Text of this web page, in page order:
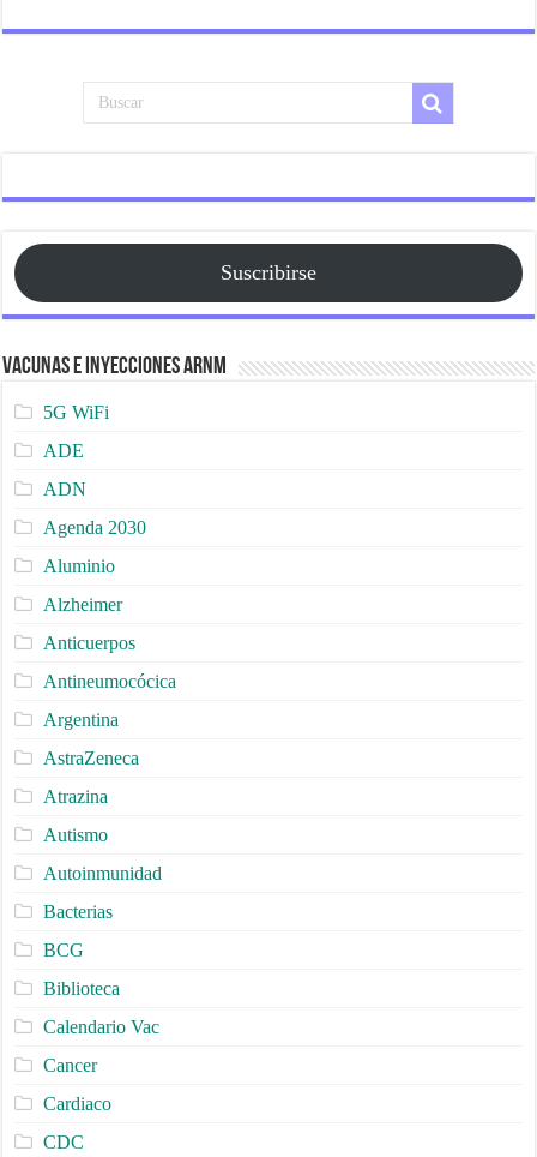
Suscribirse
Vacunas e Inyecciones ARNm
5G WiFi
ADE
ADN
Agenda 2030
Aluminio
Alzheimer
Anticuerpos
Antineumocócica
Argentina
AstraZeneca
Atrazina
Autismo
Autoinmunidad
Bacterias
BCG
Biblioteca
Calendario Vac
Cancer
Cardiaco
CDC